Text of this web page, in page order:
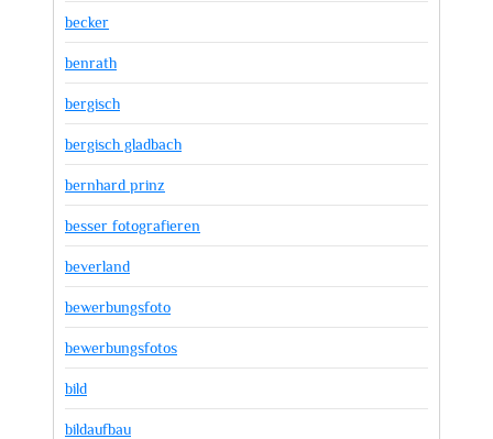
becker
benrath
bergisch
bergisch gladbach
bernhard prinz
besser fotografieren
beverland
bewerbungsfoto
bewerbungsfotos
bild
bildaufbau